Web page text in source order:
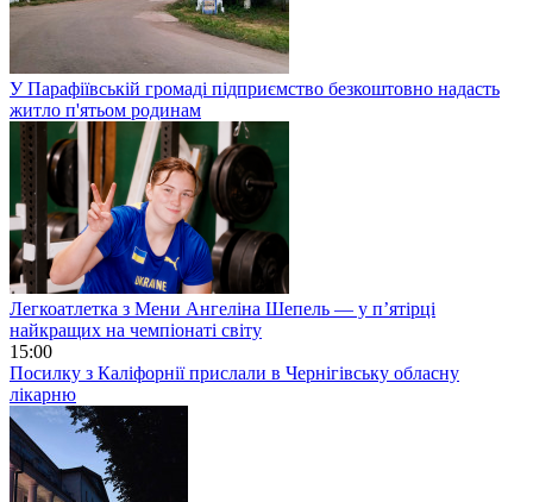
У Парафіївській громаді підприємство безкоштовно надасть
житло п'ятьом родинам
Легкоатлетка з Мени Ангеліна Шепель — у п’ятірці
найкращих на чемпіонаті світу
15:00
Посилку з Каліфорнії прислали в Чернігівську обласну
лікарню